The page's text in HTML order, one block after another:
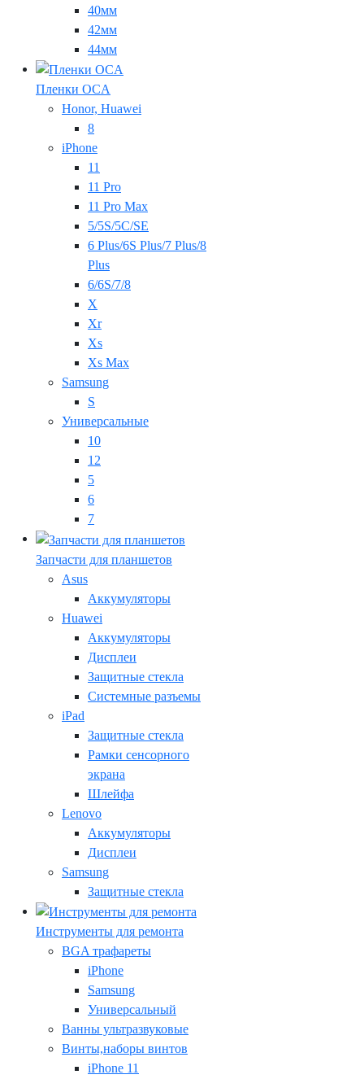
40мм
42мм
44мм
Пленки OCA
Honor, Huawei
8
iPhone
11
11 Pro
11 Pro Max
5/5S/5C/SE
6 Plus/6S Plus/7 Plus/8
Plus
6/6S/7/8
X
Xr
Xs
Xs Max
Samsung
S
Универсальные
10
12
5
6
7
Запчасти для планшетов
Asus
Аккумуляторы
Huawei
Аккумуляторы
Дисплеи
Защитные стекла
Системные разъемы
iPad
Защитные стекла
Рамки сенсорного
экрана
Шлейфа
Lenovo
Аккумуляторы
Дисплеи
Samsung
Защитные стекла
Инструменты для ремонта
BGA трафареты
iPhone
Samsung
Универсальный
Ванны ультразвуковые
Винты,наборы винтов
iPhone 11